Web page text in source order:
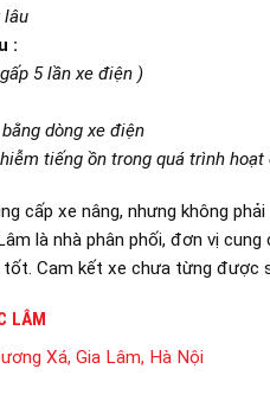
lâu
:
5 lần xe điện )
dòng xe điện
tiếng ồn trong quá trình hoạt
cấp xe nâng, nhưng không
là nhà phân phối, đơn vị
tốt. Cam kết xe chưa từng được
LÂM
Xá, Gia Lâm, Hà Nội